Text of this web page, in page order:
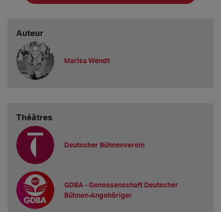
Auteur
Marisa Wendt
Théâtres
Deutscher Bühnenverein
GDBA - Genossenschaft Deutscher
Bühnen-Angehöriger